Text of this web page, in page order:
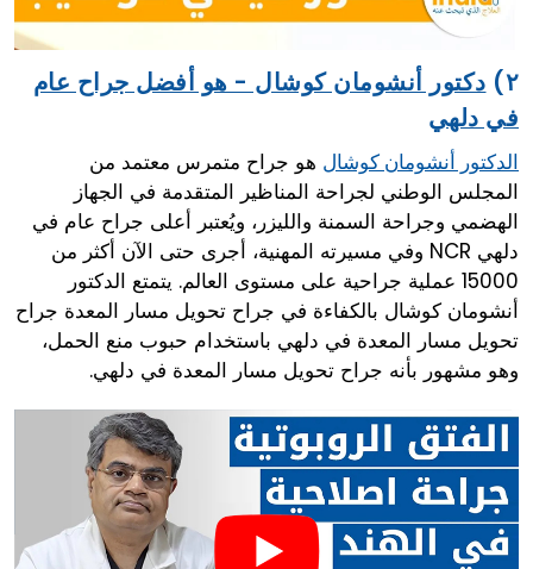
٢)
دكتور أنشومان كوشال - هو أفضل جراح عام
في دلهي
الدكتور أنشومان كوشال هو جراح متمرس معتمد من
المجلس الوطني لجراحة المناظير المتقدمة في الجهاز
الهضمي وجراحة السمنة والليزر، ويُعتبر أعلى جراح عام في
دلهي NCR وفي مسيرته المهنية، أجرى حتى الآن أكثر من
15000 عملية جراحية على مستوى العالم. يتمتع الدكتور
أنشومان كوشال بالكفاءة في جراح تحويل مسار المعدة جراح
تحويل مسار المعدة في دلهي باستخدام حبوب منع الحمل،
وهو مشهور بأنه جراح تحويل مسار المعدة في دلهي.